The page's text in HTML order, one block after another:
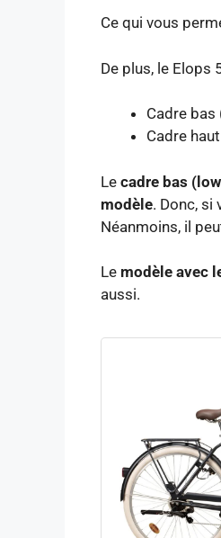
Ce qui vous
De plus, le Elops
Cadre
Cadre
Le cadre bas
modèle. Donc, si
Néanmoins, il
Le modèle avec
aussi.